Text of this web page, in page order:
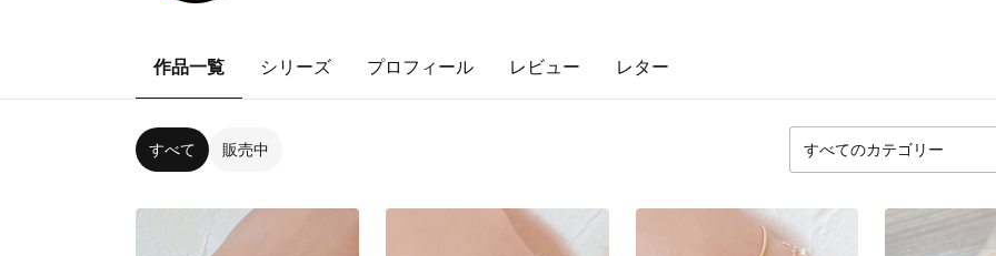
作品一覧 シリーズ プロフィール レビュー レター
すべて 販売中